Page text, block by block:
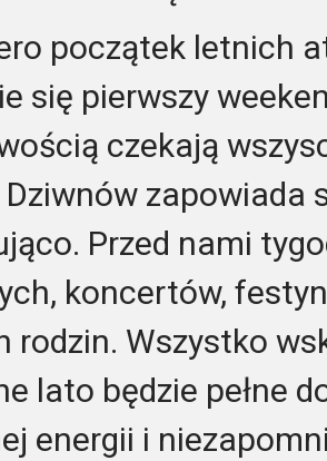
początek letnich
się pierwszy
czekają
zapowiada
Przed nami
koncertów,
rodzin. Wszystko
lato będzie pełne
energii i